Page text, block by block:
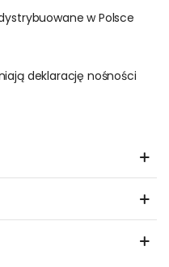
w Polsce
deklarację nośności